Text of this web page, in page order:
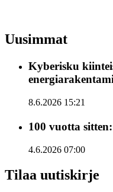
Uusimmat
Kyberisku
8.6.2026 15:21
100 vuotta
4.6.2026 07:00
Tilaa uutiskirje